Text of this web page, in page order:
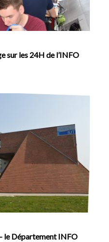
sur les 24H de l’INFO
le Département INFO